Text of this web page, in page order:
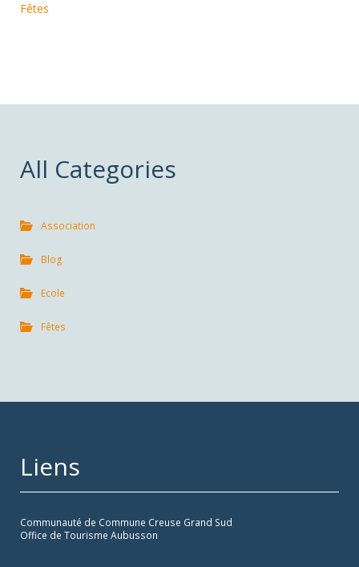
Fêtes
All Categories
Association
Blog
Ecole
Fêtes
Liens
Communauté de Commune Creuse Grand Sud
Office de Tourisme Aubusson